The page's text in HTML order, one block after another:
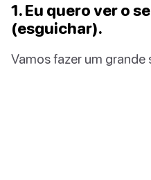
1. Eu quero ver o
(esguichar).
Vamos fazer um grande